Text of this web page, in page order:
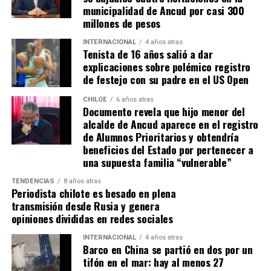
que una llegada a Santiago, un arribo a la cura de su hijo
Actualmente, Gómez se encuentra en Santiago
realizando trámites y participando como invitada en
distintos medios de comunicación. Aunque aún no tiene
una fecha exacta para su viaje a Estados Unidos, donde
se administra el medicamento, indicó que esperan
realizarlo «a mediados de junio».
Cabe destacar que, pese a que se logró reunir el dinero y,
por ende, la meta se cumplió, continúan circulando por
redes sociales, eventos a beneficios de Tomás Ross.
¿Como ayudar?
Instagram, Dante_contra_duchenne
Fernando Jara (padre)
19.968.680-1
municipalidad de Ancud por casi 300
millones de pesos
INTERNACIONAL 4 años atras
Tenista de 16 años salió a dar
explicaciones sobre polémico registro
de festejo con su padre en el US Open
CHILOE 6 años atras
Documento revela que hijo menor del
alcalde de Ancud aparece en el registro
de Alumnos Prioritarios y obtendría
beneficios del Estado por pertenecer a
una supuesta familia “vulnerable”
TENDENCIAS 8 años atras
Periodista chilote es besado en plena
transmisión desde Rusia y genera
opiniones divididas en redes sociales
INTERNACIONAL 4 años atras
Barco en China se partió en dos por un
tifón en el mar: hay al menos 27